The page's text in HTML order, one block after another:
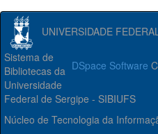
UNIVERSIDADE
DSpace Software
Sistema de
Bibliotecas da
Universidade
Federal de Sergipe - SIBIUFS
Núcleo de Tecnologia da